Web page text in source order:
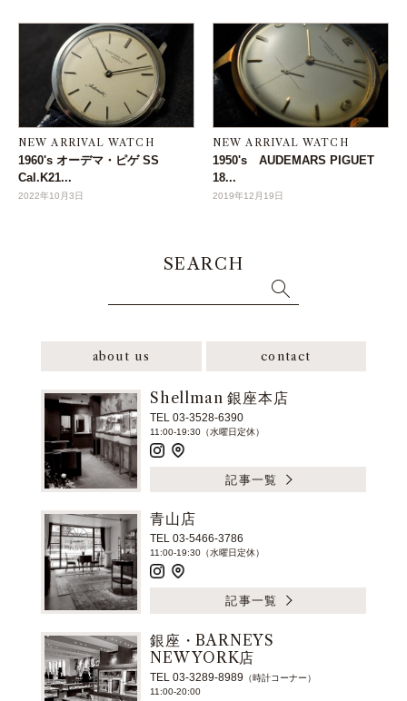
NEW ARRIVAL WATCH
1960's オーデマ・ピゲ SS
Cal.K21...
2022年10月3日
NEW ARRIVAL WATCH
1950's AUDEMARS PIGUET
18...
2019年12月19日
SEARCH
about us contact
Shellman 銀座本店
TEL 03-3528-6390
11:00-19:30（水曜日定休）
記事一覧
青山店
TEL 03-5466-3786
11:00-19:30（水曜日定休）
記事一覧
銀座・BARNEYS
NEW YORK店
TEL 03-3289-8989 （時計コーナー）
11:00-20:00